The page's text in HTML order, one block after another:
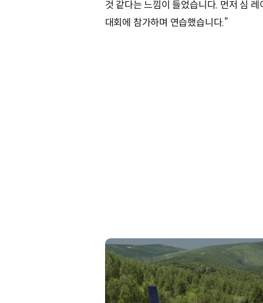
것 같다는 느낌이 들었습니다. 먼저 심
대회에 참가하며 연습했습니다.”